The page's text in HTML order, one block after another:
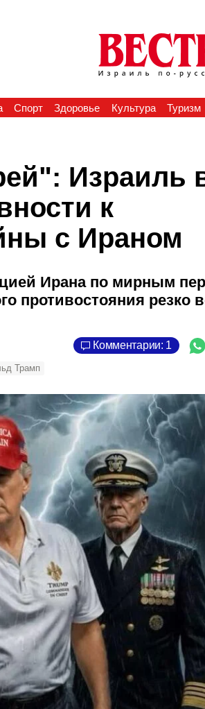
Спорт Здоровье Культура Туризм
Израиль
к
с Ираном
Ирана по мирным
противостояния резко
Комментарии: 1
Трамп